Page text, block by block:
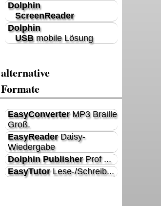
Dolphin
ScreenReader
Dolphin
USBmobile Lösung
alternative
Formate
EasyConverterMP3 Braille
Groß.
EasyReaderDaisy-
Wiedergabe
Dolphin PublisherProf ...
EasyTutorLese-/Schreib...